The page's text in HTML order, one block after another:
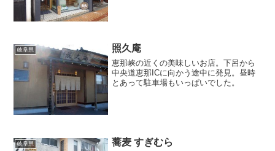
岐阜県 照久庵
恵那峡の近くの美味しいお店。下呂から
中央道恵那ICに向かう途中に発見。昼時
とあって駐車場もいっぱいでした。
岐阜県 蕎麦 すぎむら